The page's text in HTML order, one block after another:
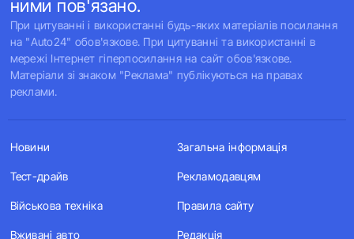
ними пов'язано.
При цитуванні і використанні будь-яких матеріалів посилання
на "Auto24" обов'язкове. При цитуванні та використанні в
мережі Інтернет гіперпосилання на сайт обов'язкове.
Матеріали зі знаком "Реклама" публікуються на правах
реклами.
Новини
Тест-драйв
Військова техніка
Вживані авто
Загальна інформація
Рекламодавцям
Правила сайту
Редакція